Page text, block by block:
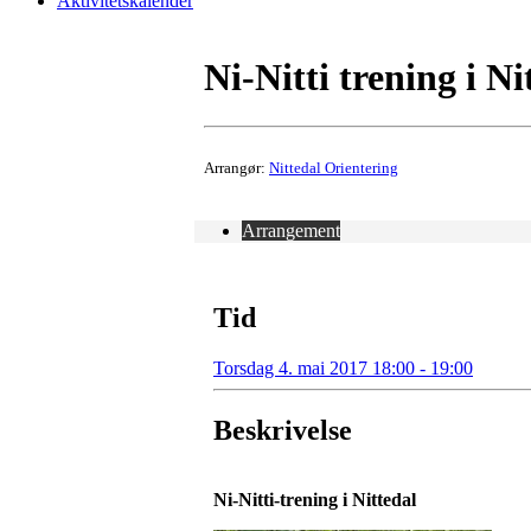
Ni-Nitti trening i
Arrangør: Nittedal Orientering
Arrangement
Tid
Torsdag 4. mai 2017 18:00 - 19:00
Beskrivelse
Ni-Nitti-trening i Nittedal